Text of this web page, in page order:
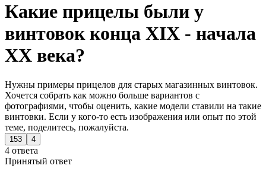
Какие прицелы были у
винтовок конца XIX - начала
XX века?
Нужны примеры прицелов для старых магазинных винтовок.
Хочется собрать как можно больше вариантов с
фотографиями, чтобы оценить, какие модели ставили на такие
винтовки. Если у кого-то есть изображения или опыт по этой
теме, поделитесь, пожалуйста.
153 4
4 ответа
Принятый ответ